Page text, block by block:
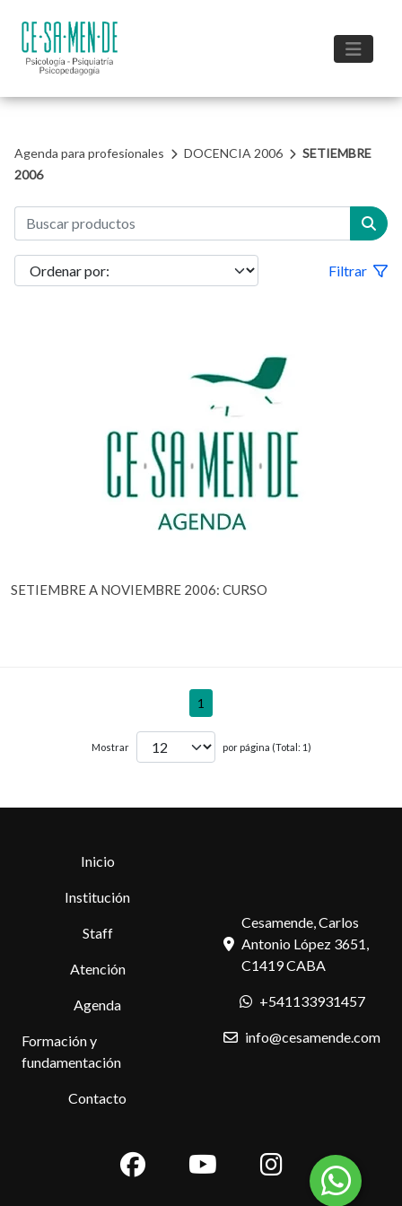
Agenda para profesionales DOCENCIA 2006
SETIEMBRE
2006
Filtrar
SETIEMBRE A NOVIEMBRE 2006: CURSO
1
Mostrar por página (Total: 1)
Inicio
Institución
Staff
Atención
Agenda
Formación y
fundamentación
Contacto
Cesamende, Carlos
Antonio López 3651,
C1419 CABA
+541133931457
info@cesamende.com